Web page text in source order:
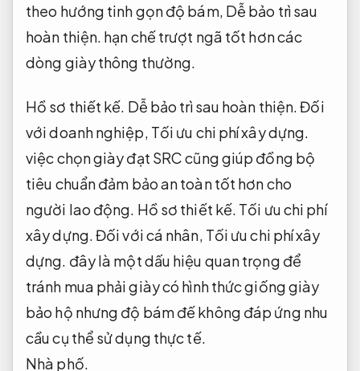
theo hướng tinh gọn độ bám, Dễ bảo trì sau
hoàn thiện. hạn chế trượt ngã tốt hơn các
dòng giày thông thường.
Hồ sơ thiết kế. Dễ bảo trì sau hoàn thiện.Đối
với doanh nghiệp, Tối ưu chi phí xây dựng.
việc chọn giày đạt SRC cũng giúp đồng bộ
tiêu chuẩn đảm bảo an toàn tốt hơn cho
người lao động. Hồ sơ thiết kế. Tối ưu chi phí
xây dựng.Đối với cá nhân, Tối ưu chi phí xây
dựng. đây là một dấu hiệu quan trọng để
tránh mua phải giày có hình thức giống giày
bảo hộ nhưng độ bám đế không đáp ứng nhu
cầu cụ thể sử dụng thực tế.
Nhà phố.